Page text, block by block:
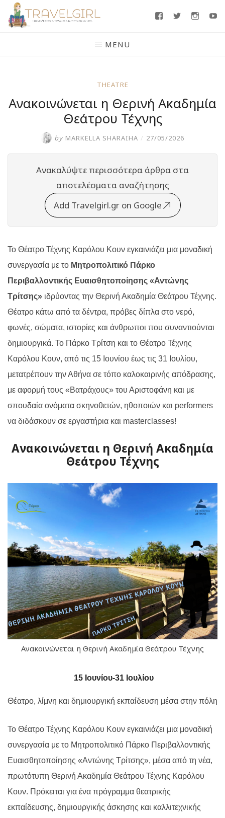
Skip
FacebookTwitter
MENU
THEATRE
Ανακοινώνεται η Θερινή Ακαδημία
Θεάτρου Τέχνης
by MARKELLA SHARAIHA / 27/05/2026
Ανακαλύψτε περισσότερα άρθρα στα
αποτελέσματα αναζήτησης
Add Travelgirl.gr on Google
Το Θέατρο Τέχνης Καρόλου Κουν εγκαινιάζει μια μοναδική
συνεργασία με το Μητροπολιτικό Πάρκο
Περιβαλλοντικής Ευαισθητοποίησης «Αντώνης
Τρίτσης» ιδρύοντας την Θερινή Ακαδημία Θεάτρου Τέχνης.
Θέατρο κάτω από τα δέντρα, πρόβες δίπλα στο νερό,
φωνές, σώματα, ιστορίες και άνθρωποι που συναντιούνται
δημιουργικά. Το Πάρκο Τρίτση και το Θέατρο Τέχνης
Καρόλου Κουν, από τις 15 Ιουνίου έως τις 31 Ιουλίου,
μετατρέπουν την Αθήνα σε τόπο καλοκαιρινής απόδρασης,
με αφορμή τους «Βατράχους» του Αριστοφάνη και με
σπουδαία ονόματα σκηνοθετών, ηθοποιών και performers
να διδάσκουν σε εργαστήρια και masterclasses!
Ανακοινώνεται η Θερινή Ακαδημία
Θεάτρου Τέχνης
Ανακοινώνεται η Θερινή Ακαδημία Θεάτρου Τέχνης
15 Ιουνίου-31 Ιουλίου
Θέατρο, λίμνη και δημιουργική εκπαίδευση μέσα στην πόλη
Το Θέατρο Τέχνης Καρόλου Κουν εγκαινιάζει μια μοναδική
συνεργασία με το Μητροπολιτικό Πάρκο Περιβαλλοντικής
Ευαισθητοποίησης «Αντώνης Τρίτσης», μέσα από τη νέα,
πρωτότυπη Θερινή Ακαδημία Θεάτρου Τέχνης Καρόλου
Κουν. Πρόκειται για ένα πρόγραμμα θεατρικής
εκπαίδευσης, δημιουργικής άσκησης και καλλιτεχνικής